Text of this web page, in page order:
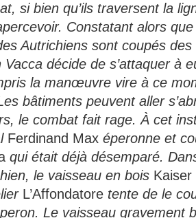
si bien qu’ils traversent la
Constatant alors
Autrichiens sont coupés des
Vacca décide de s’attaquer à
la manœuvre vire à ce
bâtiments peuvent aller
le combat fait rage. À cet
Ferdinand Max éperonne et
qui était déjà désemparé.
le vaisseau en bois Kaiser
L’Affondatore tente de le
Le vaisseau gravement